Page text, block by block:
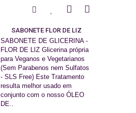
SABONETE FLOR DE LIZ
SABONETE DE GLICERINA -
FLOR DE LIZ Glicerina própria
para Veganos e Vegetarianos
(Sem Parabenos nem Sulfatos
- SLS Free) Este Tratamento
resulta melhor usado em
conjunto com o nosso ÓLEO
DE..